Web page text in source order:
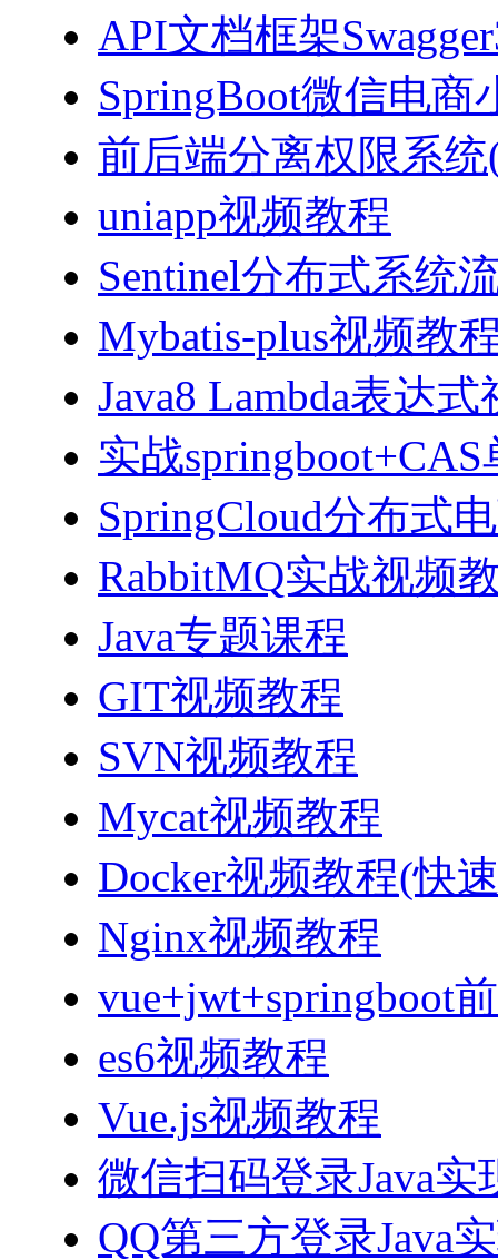
API文档框架
SpringBoot微信电商
前后端分离权限系统
uniapp视频教程
Sentinel分布式系统
Mybatis-plus视频教
Java8 Lambda表达
实战
SpringCloud分布式
RabbitMQ实战视频
Java专题课程
GIT视频教程
SVN视频教程
Mycat视频教程
Docker视频教程(快
Nginx视频教程
vue+jwt+springboot
es6视频教程
Vue.js视频教程
微信扫码登录Java实
QQ第三方登录Java